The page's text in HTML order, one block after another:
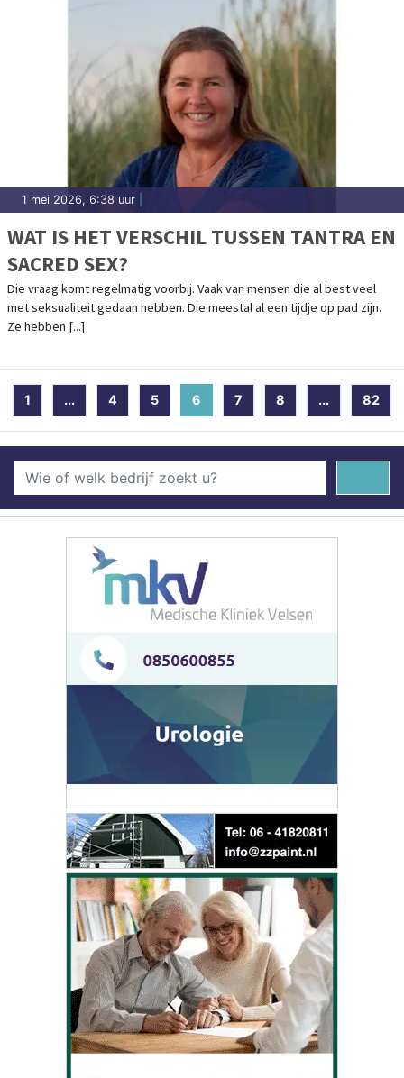
1 mei 2026, 6:38 uur
WAT IS HET VERSCHIL TUSSEN TANTRA EN
SACRED SEX?
Die vraag komt regelmatig voorbij. Vaak van mensen die al best veel
met seksualiteit gedaan hebben. Die meestal al een tijdje op pad zijn.
Ze hebben [...]
1 ... 4 5 6 (current)
7 8 ... 82